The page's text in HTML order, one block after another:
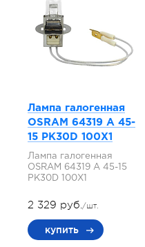
Лампа галогенная
OSRAM 64319 A 45-
15 PK30D 100X1
Лампа галогенная
OSRAM 64319 A 45-15
PK30D 100X1
2 329 руб./шт.
купить